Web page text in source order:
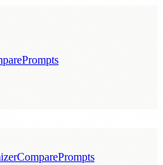
Prompts
ComparePrompts